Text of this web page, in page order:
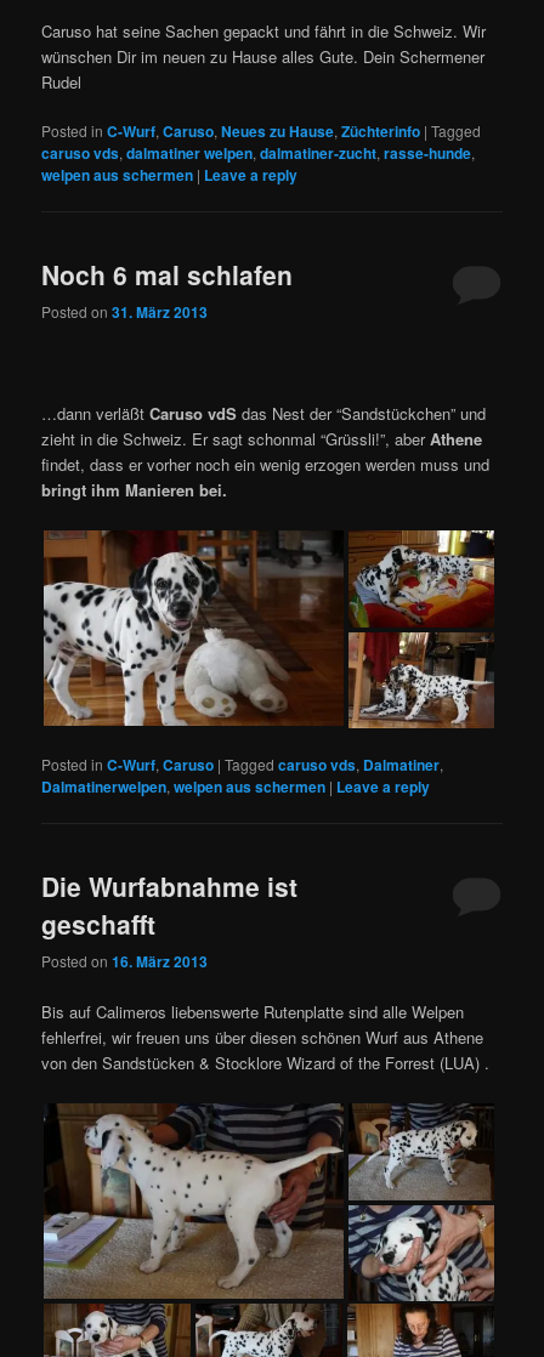
Caruso hat seine Sachen gepackt und fährt in die Schweiz. Wir
wünschen Dir im neuen zu Hause alles Gute. Dein Schermener
Rudel
Posted in C-Wurf,Caruso,Neues zu Hause,Züchterinfo |Tagged
caruso vds,dalmatiner welpen,dalmatiner-zucht,rasse-hunde,
welpen aus schermen | Leave a reply
Noch 6 mal schlafen
Posted on31. März 2013
…dann verläßtCaruso vdS das Nest der “Sandstückchen” und
zieht in die Schweiz. Er sagt schonmal “Grüssli!”, aberAthene
findet, dass er vorher noch ein wenig erzogen werden muss und
bringt ihm Manieren bei.
Posted in C-Wurf,Caruso |Tagged caruso vds, Dalmatiner,
Dalmatinerwelpen,welpen aus schermen | Leave a reply
Die Wurfabnahme ist
geschafft
Posted on16. März 2013
Bis auf Calimeros liebenswerte Rutenplatte sind alle Welpen
fehlerfrei, wir freuen uns über diesen schönen Wurf aus Athene
von den Sandstücken & Stocklore Wizard of the Forrest (LUA) .